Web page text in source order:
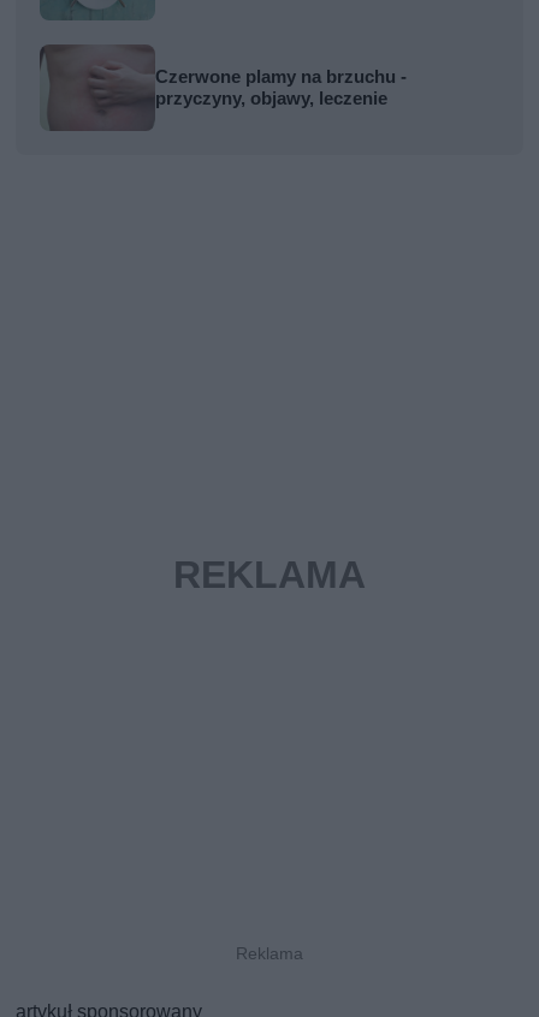
Czerwone plamy na brzuchu -
przyczyny, objawy, leczenie
artykuł sponsorowany